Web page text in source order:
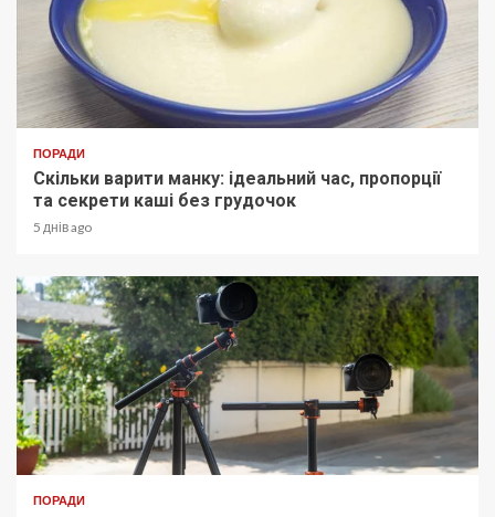
ПОРАДИ
Скільки варити манку: ідеальний час, пропорції
та секрети каші без грудочок
5 днів ago
ПОРАДИ